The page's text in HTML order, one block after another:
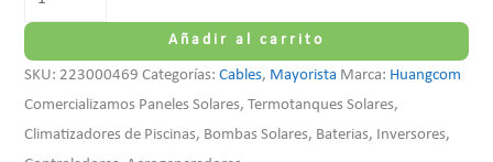
Añadir al carrito
SKU: 223000469 Categorías:Cables, Mayorista Marca: Huangcom
Comercializamos Paneles Solares, Termotanques Solares,
Climatizadores de Piscinas, Bombas Solares, Baterias, Inversores,